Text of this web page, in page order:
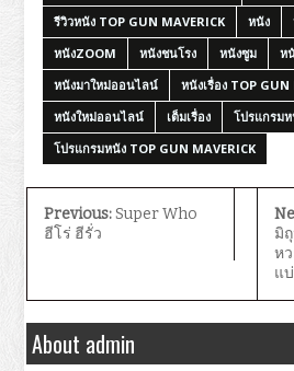
รีวิวหนัง TOP GUN MAVERICK
หนัง
หนังZOOM
หนังชนโรง หนังซูม
ห
หนังมาใหม่ออนไลน์
หนังเรื่อง TOP GUN
หนังใหม่ออนไลน์
เต็มเรื่อง
โปรแกรม
โปรแกรมหนัง TOP GUN MAVERICK
Previous:Super Who
ฮีโร่ ฮีรั่ว
มิ
ห
แ
About admin